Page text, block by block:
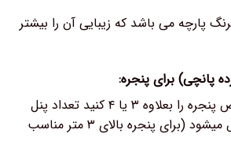
پارچه می باشد که زیبایی آن را بیشتر
پانچی) برای پنجره:
برای حالت پرچین عرض پنجره را بعلاوه ۳ یا ۴ کنید تعداد پنل
های مورد نیاز مشخص میشود (برای پنجره بالای ۳ متر مناسب